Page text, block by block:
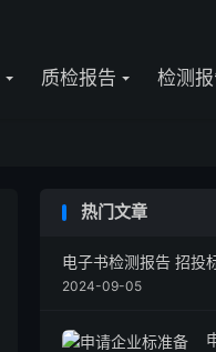
质检报告 检测
热门文章
电子书检测报告 招投
2024-09-05